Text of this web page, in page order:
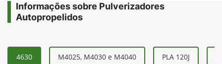
Informações sobre Pulverizadores
Autopropelidos
4630 M4025, M4030 e M4040 PLA 120J